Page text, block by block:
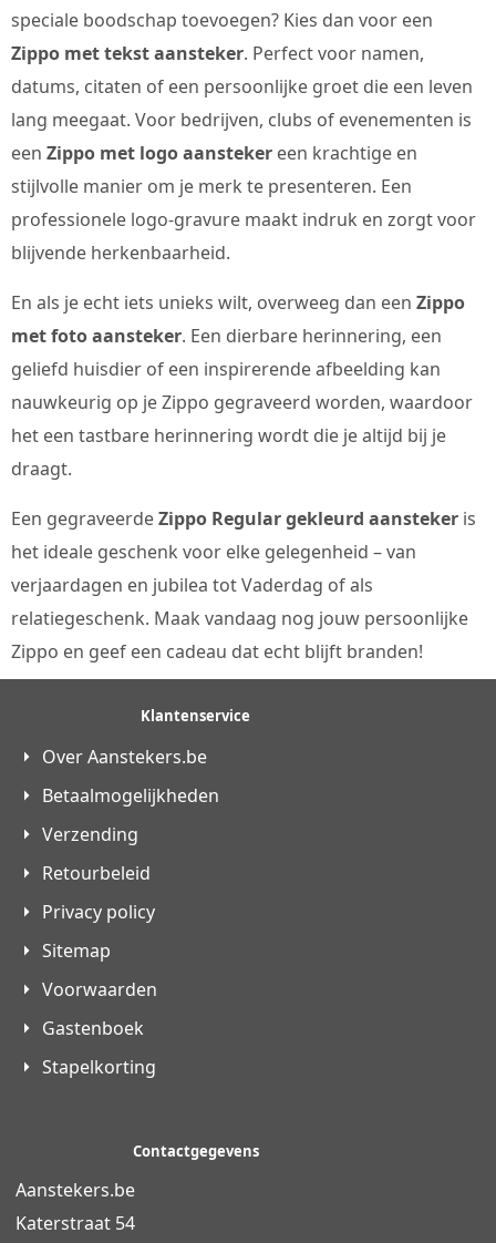
speciale boodschap toevoegen? Kies dan voor een
Zippo met tekst aansteker. Perfect voor namen,
datums, citaten of een persoonlijke groet die een leven
lang meegaat. Voor bedrijven, clubs of evenementen is
een Zippo met logo aansteker een krachtige en
stijlvolle manier om je merk te presenteren. Een
professionele logo-gravure maakt indruk en zorgt voor
blijvende herkenbaarheid.
En als je echt iets unieks wilt, overweeg dan een Zippo
met foto aansteker. Een dierbare herinnering, een
geliefd huisdier of een inspirerende afbeelding kan
nauwkeurig op je Zippo gegraveerd worden, waardoor
het een tastbare herinnering wordt die je altijd bij je
draagt.
Een gegraveerdeZippo Regular gekleurd aansteker is
het ideale geschenk voor elke gelegenheid – van
verjaardagen en jubilea tot Vaderdag of als
relatiegeschenk. Maak vandaag nog jouw persoonlijke
Zippo en geef een cadeau dat echt blijft branden!
Klantenservice
Over Aanstekers.be
Betaalmogelijkheden
Verzending
Retourbeleid
Privacy policy
Sitemap
Voorwaarden
Gastenboek
Stapelkorting
Contactgegevens
Aanstekers.be
Katerstraat 54